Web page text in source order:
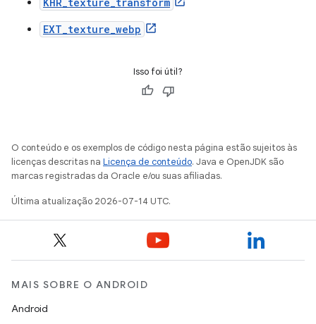
EXT_texture_webp
Isso foi útil?
O conteúdo e os exemplos de código nesta página estão sujeitos às
licenças descritas na Licença de conteúdo. Java e OpenJDK são
marcas registradas da Oracle e/ou suas afiliadas.
Última atualização 2026-07-14 UTC.
MAIS SOBRE O ANDROID
Android